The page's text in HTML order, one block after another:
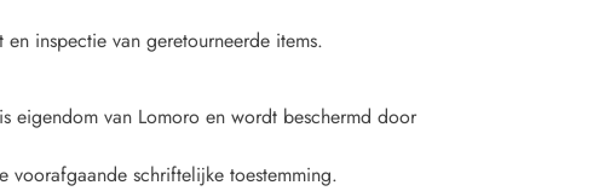
inspectie van geretourneerde items.
eigendom van Lomoro en wordt beschermd door
voorafgaande schriftelijke toestemming.